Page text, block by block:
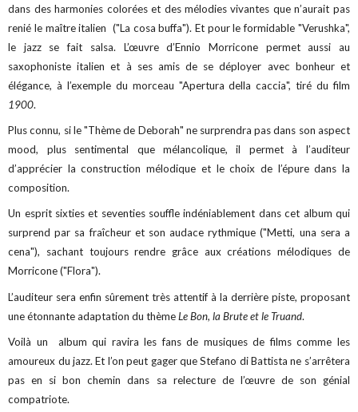
dans des harmonies colorées et des mélodies vivantes que n’aurait pas
renié le maître italien ("La cosa buffa"). Et pour le formidable "Verushka",
le jazz se fait salsa. L’œuvre d’Ennio Morricone permet aussi au
saxophoniste italien et à ses amis de se déployer avec bonheur et
élégance, à l’exemple du morceau "Apertura della caccia", tiré du film
1900.
Plus connu, si le "Thème de Deborah" ne surprendra pas dans son aspect
mood, plus sentimental que mélancolique, il permet à l’auditeur
d’apprécier la construction mélodique et le choix de l’épure dans la
composition.
Un esprit sixties et seventies souffle indéniablement dans cet album qui
surprend par sa fraîcheur et son audace rythmique ("Metti, una sera a
cena"), sachant toujours rendre grâce aux créations mélodiques de
Morricone ("Flora").
L’auditeur sera enfin sûrement très attentif à la derrière piste, proposant
une étonnante adaptation du thèmeLe Bon, la Brute et le Truand.
Voilà un album qui ravira les fans de musiques de films comme les
amoureux du jazz. Et l’on peut gager que Stefano di Battista ne s’arrêtera
pas en si bon chemin dans sa relecture de l’œuvre de son génial
compatriote.